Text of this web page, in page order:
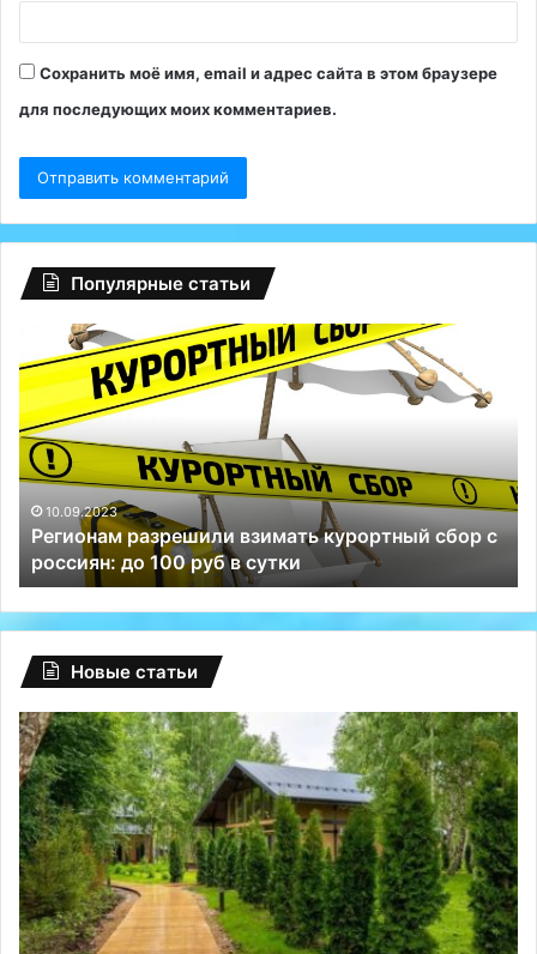
Сохранить моё имя, email и адрес сайта в этом браузере
для последующих моих комментариев.
Популярные статьи
Регионам
разрешили
взимать
курортный
сбор
россиян:
до
100
руб
в
сутки
10.09.2023
Регионам разрешили взимать курортный сбор с
россиян: до 100 руб в сутки
и
Новые статьи